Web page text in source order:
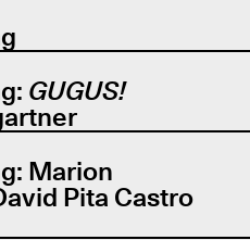
GUGUS!
Marion
Pita Castro